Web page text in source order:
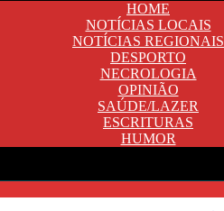
HOME
NOTÍCIAS LOCAIS
NOTÍCIAS REGIONAIS
DESPORTO
NECROLOGIA
OPINIÃO
SAÚDE/LAZER
ESCRITURAS
HUMOR